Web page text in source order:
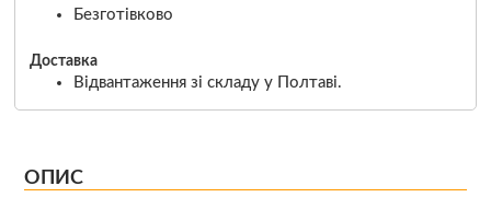
Безготівково
Доставка
Відвантаження зі складу у Полтаві.
ОПИС